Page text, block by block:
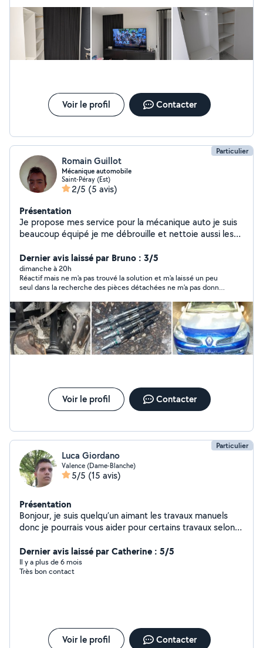
tonte, entretien ️ Outillé, mobile et disponible les week-
ends. Mon PLUS : Je travaille en duo avec ma
compagne nous garantissons une qualité de finition
irréprochable et un nettoyage soigné après chaque
chantier. Notre spécialité : la décoration et le
d'informations et un devis personnalisé ! La satisfaction
de nos clients est notre meilleure publicité !
honnête . Merci Yohann R.
Voir le profil Contacter
Particulier
Romain Guillot
Mécanique automobile
Saint-Péray (Est)
2/5 (5 avis)
Présentation
Je propose mes service pour la mécanique auto je suis
beaucoup équipé je me débrouille et nettoie aussi les
Dernier avis laissé par Bruno : 3/5
dimanche à 20h
Réactif mais ne m'a pas trouvé la solution et m'a laissé un peu
seul dans la recherche des pièces détachées ne m'a pas donné
Voir le profil Contacter
Particulier
Luca Giordano
Valence (Dame-Blanche)
5/5 (15 avis)
Présentation
Bonjour, je suis quelqu’un aimant les travaux manuels
donc je pourrais vous aider pour certains travaux selon
main pour des déménagements/transports de colis,
mais aussi pour certains dépannage informatiques
Dernier avis laissé par Catherine : 5/5
Il y a plus de 6 mois
Très bon contact
Voir le profil Contacter